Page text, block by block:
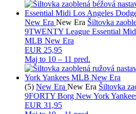
New Era New Era Šiltovka
9TWENTY League Essential
MLB New Era
EUR 25,95
Maj to 10 – 11 pred.
(5) New Era New Era Šiltovka
9FORTY Borg New York
EUR 31,95